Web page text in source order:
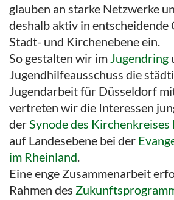
glauben an starke Netzwerke
deshalb aktiv in entscheidende
Stadt- und Kirchenebene ein.
So gestalten wir im Jugendring
Jugendhilfeausschuss die
Jugendarbeit für Düsseldorf
vertreten wir die Interessen
der Synode des
auf Landesebene bei der
im Rheinland
Eine enge Zusammenarbeit
Rahmen des